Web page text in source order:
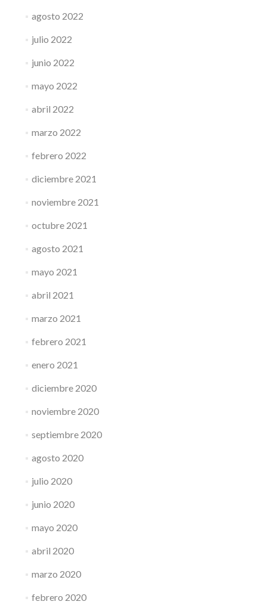
agosto 2022
julio 2022
junio 2022
mayo 2022
abril 2022
marzo 2022
febrero 2022
diciembre 2021
noviembre 2021
octubre 2021
agosto 2021
mayo 2021
abril 2021
marzo 2021
febrero 2021
enero 2021
diciembre 2020
noviembre 2020
septiembre 2020
agosto 2020
julio 2020
junio 2020
mayo 2020
abril 2020
marzo 2020
febrero 2020